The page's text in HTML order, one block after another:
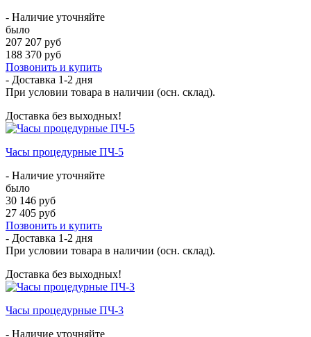
- Наличие уточняйте
было
207 207 руб
188 370 руб
Позвонить и купить
- Доставка 1-2 дня
При условии товара в наличии (осн. склад).
Доставка без выходных!
Часы процедурные ПЧ-5
- Наличие уточняйте
было
30 146 руб
27 405 руб
Позвонить и купить
- Доставка 1-2 дня
При условии товара в наличии (осн. склад).
Доставка без выходных!
Часы процедурные ПЧ-3
- Наличие уточняйте